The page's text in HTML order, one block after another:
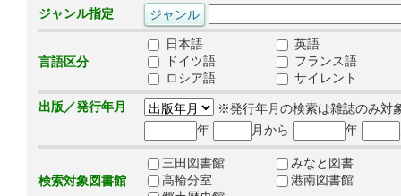
ジャンル指定
言語区分
日本語
英語
ドイツ語
フランス語
ロシア語
サイレント
出版／発行年月
※発行年月の検索は雑誌のみ対
年
月から 年
検索対象図書館
三田図書館
みなと図書
高輪分室
港南図書館